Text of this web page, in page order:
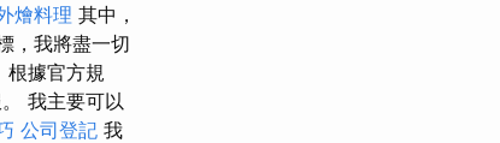
燴料理 其中，
，我將盡一切
根據官方規
我主要可以
公司登記 我